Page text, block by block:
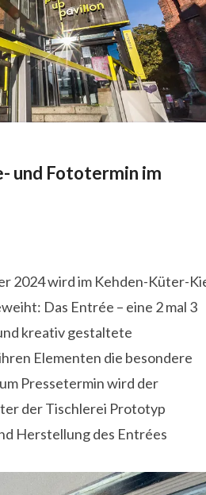
und Fototermin im
2024 wird im Kehden-Küter-
Das Entrée – eine 2 mal 3
kreativ gestaltete
Elementen die besondere
Pressetermin wird der
der Tischlerei Prototyp
Herstellung des Entrées